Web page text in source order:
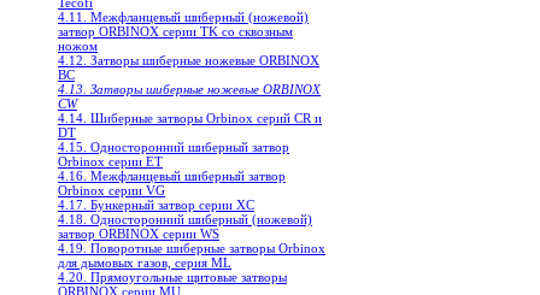
4.11. Межфланцевый шиберный (ножевой)
затвор ORBINOX серии TK со сквозным
ножом
4.12. Затворы шиберные ножевые ORBINOX
BC
4.13. Затворы шиберные ножевые ORBINOX
CW
4.14. Шиберные затворы Orbinox серий CR и
DT
4.15. Односторонний шиберный затвор
Orbinox серии ET
4.16. Межфланцевый шиберный затвор
Orbinox серии VG
4.17. Бункерный затвор серии XC
4.18. Односторонний шиберный (ножевой)
затвор ORBINOX серии WS
4.19. Поворотные шиберные затворы Orbinox
для дымовых газов, серия ML
4.20. Прямоугольные щитовые затворы
ORBINOX серии MU